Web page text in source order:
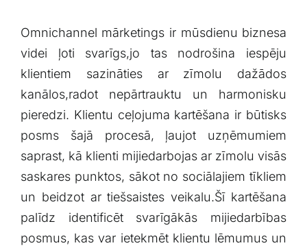
Omnichannel mārketings ir ⁣mūsdienu biznesa
videi ļoti svarīgs,jo tas nodrošina iespēju
klientiem ⁤sazināties ar ‍zīmolu dažādos
⁢kanālos,radot nepārtrauktu ‍un harmonisku
⁣pieredzi. Klientu ceļojuma kartēšana ir būtisks
posms šajā⁢ procesā, ļaujot ⁢uzņēmumiem‍
saprast, kā klienti mijiedarbojas ar ⁣zīmolu visās
saskares punktos, sākot⁣ no sociālajiem tīkliem
un beidzot ⁤ar tiešsaistes⁤ veikalu.Šī kartēšana⁢
palīdz‌ identificēt svarīgākās⁣ mijiedarbības
posmus, ‍kas var ietekmēt klientu lēmumus un